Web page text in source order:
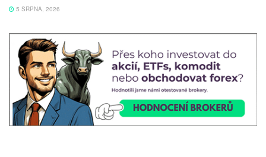
5 SRPNA, 2026